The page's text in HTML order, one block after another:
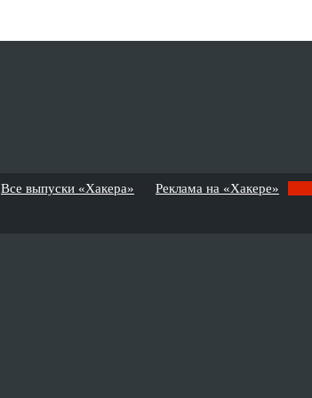
Все выпуски «Хакера» Реклама на «Хакере»